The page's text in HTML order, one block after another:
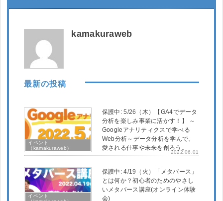
kamakuraweb
最新の投稿
イベント
（kamakuraweb）
2022.06.01
保護中: 5/26（木）【GA4でデータ
分析を楽しみ事業に活かす！】 ～
Googleアナリティクスで学べる
Web分析～データ分析を学んで、
愛される仕事や未来を創ろう。
イベント
保護中: 4/19（火）「メタバース」
とは何か？初心者のためのやさし
いメタバース講座(オンライン体験
会)